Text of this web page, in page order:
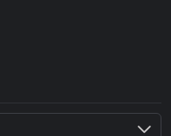
CD Key?
Key?
CD Key?